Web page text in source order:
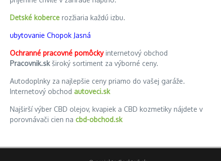
Detské koberce rozžiaria každú izbu.
ubytovanie Chopok Jasná
Ochranné pracovné pomôckyinternetový obchod
Pracovnik.skširoký sortiment za výborné ceny.
Autodoplnky za najlepšie ceny priamo do vašej garáže.
Internetový obchod autoveci.sk
Najširší výber CBD olejov, kvapiek a CBD kozmetiky nájdete v
porovnávači cien na cbd-obchod.sk